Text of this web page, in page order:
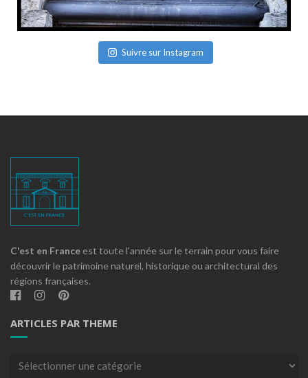
Suivre sur Instagram
C'est en France est toute l'année sur le terrain pour vous faire
découvrir le patrimoine naturel, historique ou architectural des
régions françaises.
ARTICLES PAR THEME
Articles